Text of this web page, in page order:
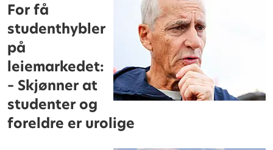
For få
studenthybler
på
leiemarkedet:
– Skjønner at
studenter og
foreldre er urolige